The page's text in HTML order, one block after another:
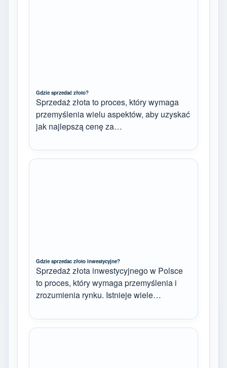
Gdzie sprzedać złoto?
Sprzedaż złota to proces, który wymaga
przemyślenia wielu aspektów, aby uzyskać
jak najlepszą cenę za…
Gdzie sprzedac złoto inwestycyjne?
Sprzedaż złota inwestycyjnego w Polsce
to proces, który wymaga przemyślenia i
zrozumienia rynku. Istnieje wiele…